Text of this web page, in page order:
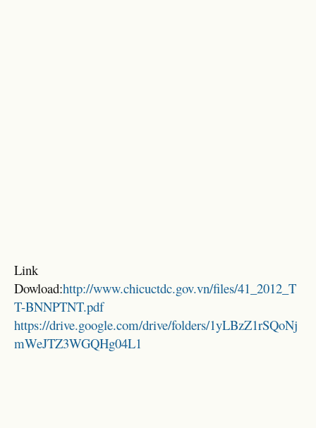
Link
Dowload:http://www.chicuctdc.gov.vn/files/41_2012_T
T-BNNPTNT.pdf
https://drive.google.com/drive/folders/1yLBzZ1rSQoNj
mWeJTZ3WGQHg04L1